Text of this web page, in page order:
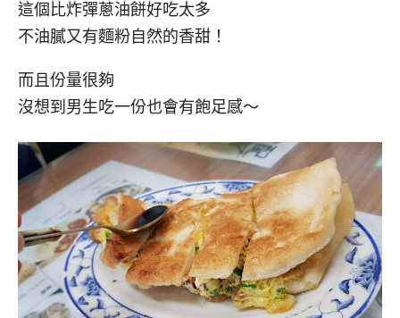
這個比炸彈蔥油餅好吃太多
不油膩又有麵粉自然的香甜！
而且份量很夠
沒想到男生吃一份也會有飽足感～